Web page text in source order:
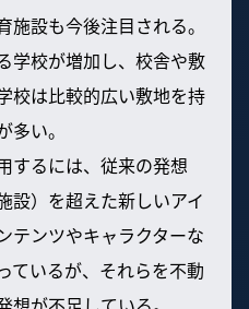
設も今後注目される。
学校が増加し、校舎や敷
校は比較的広い敷地を持
い。
するには、従来の発想
設）を超えた新しいアイ
テンツやキャラクターな
ているが、それらを不動